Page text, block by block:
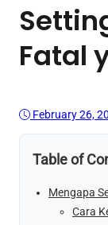
Fatal
February 26,
Table of
Mengapa
Cara